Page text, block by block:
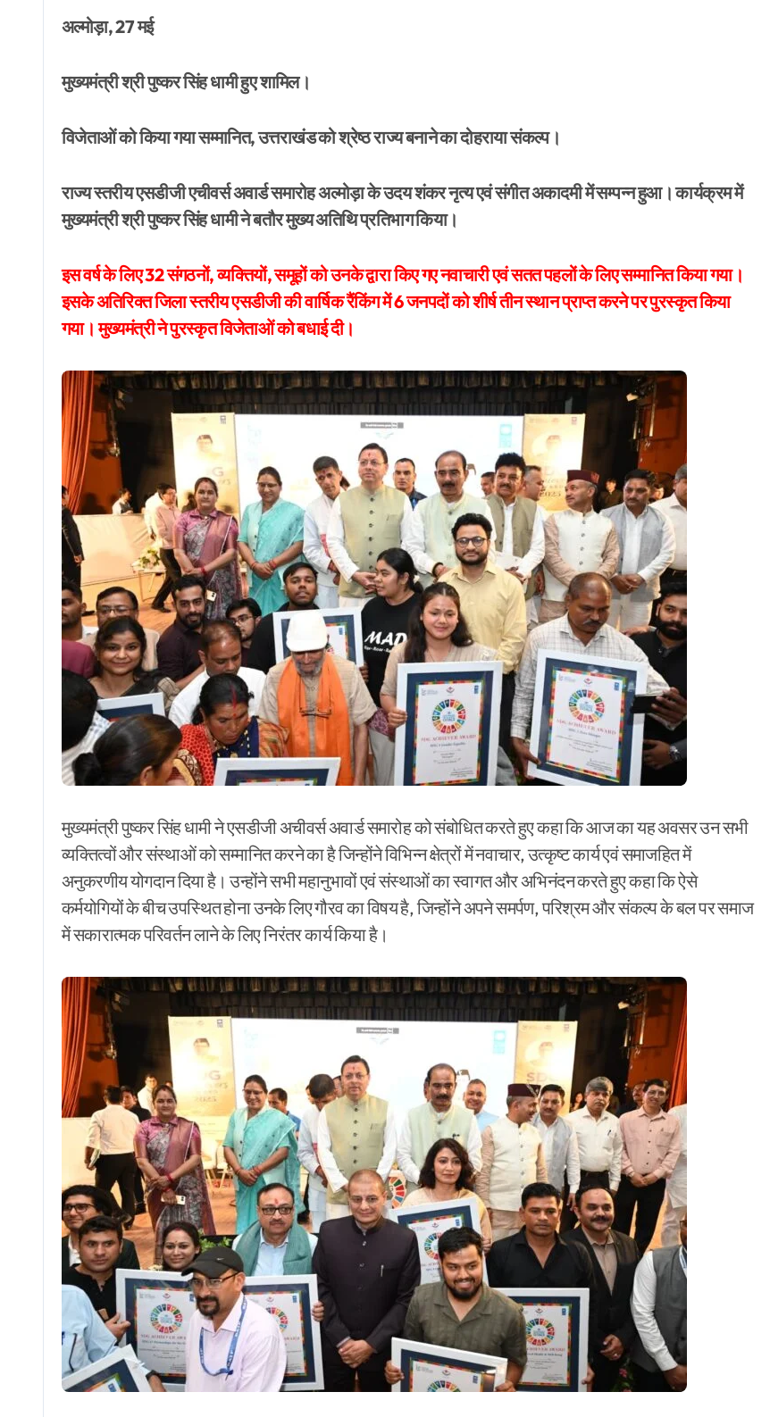
अल्मोड़ा, 27 मई
मुख्यमंत्री श्री पुष्कर सिंह धामी हुए शामिल।
विजेताओं को किया गया सम्मानित, उत्तराखंड को श्रेष्ठ राज्य बनाने का दोहराया संकल्प।
राज्य स्तरीय एसडीजी एचीवर्स अवार्ड समारोह अल्मोड़ा के उदय शंकर नृत्य एवं संगीत अकादमी में सम्पन्न हुआ। कार्यक्रम में
मुख्यमंत्री श्री पुष्कर सिंह धामी ने बतौर मुख्य अतिथि प्रतिभाग किया।
इस वर्ष के लिए 32 संगठनों, व्यक्तियों, समूहों को उनके द्वारा किए गए नवाचारी एवं सतत पहलों के लिए सम्मानित किया गया।
इसके अतिरिक्त जिला स्तरीय एसडीजी की वार्षिक रैंकिंग में 6 जनपदों को शीर्ष तीन स्थान प्राप्त करने पर पुरस्कृत किया
गया। मुख्यमंत्री ने पुरस्कृत विजेताओं को बधाई दी।
मुख्यमंत्री पुष्कर सिंह धामी ने एसडीजी अचीवर्स अवार्ड समारोह को संबोधित करते हुए कहा कि आज का यह अवसर उन सभी
व्यक्तित्वों और संस्थाओं को सम्मानित करने का है जिन्होंने विभिन्न क्षेत्रों में नवाचार, उत्कृष्ट कार्य एवं समाजहित में
अनुकरणीय योगदान दिया है। उन्होंने सभी महानुभावों एवं संस्थाओं का स्वागत और अभिनंदन करते हुए कहा कि ऐसे
कर्मयोगियों के बीच उपस्थित होना उनके लिए गौरव का विषय है, जिन्होंने अपने समर्पण, परिश्रम और संकल्प के बल पर समाज
में सकारात्मक परिवर्तन लाने के लिए निरंतर कार्य किया है।